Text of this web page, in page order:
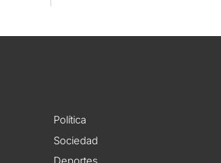
Política
Sociedad